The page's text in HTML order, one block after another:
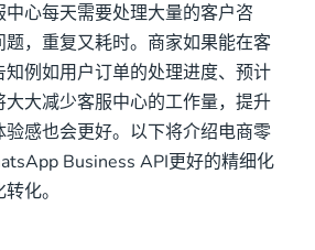
心每天需要处理大量的客户咨
，重复又耗时。商家如果能在客
例如用户订单的处理进度、预计
大减少客服中心的工作量，提升
感也会更好。以下将介绍电商零
Business API更好的精细化
化。